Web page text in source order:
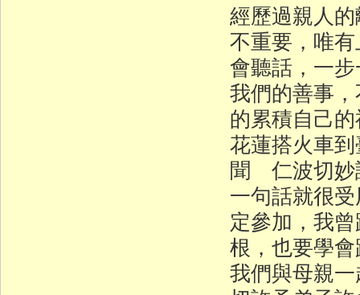
經歷過親人
不重要，唯
會聽話，一
我們的善事
的累積自己
花蓮搭火車
聞 仁波切妙
一句話就很
定參加，我
根，也要學
我們與母親